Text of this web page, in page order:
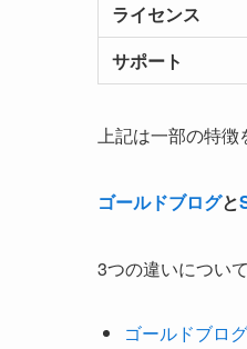
ライセンス
サポート
上記は一部の特徴
ゴールドブログと
3つの違いについ
ゴールドブロ